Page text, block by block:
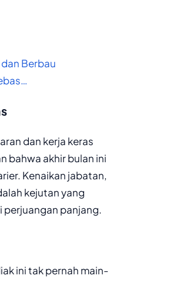
Berbau
dan kerja keras
bahwa akhir bulan ini
Kenaikan jabatan,
kejutan yang
perjuangan panjang.
ini tak pernah main-